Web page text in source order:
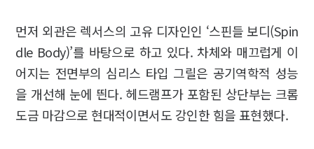
먼저 외관은 렉서스의 고유 디자인인 ‘스핀들 보디(Spin
dle Body)’를 바탕으로 하고 있다. 차체와 매끄럽게 이
어지는 전면부의 심리스 타입 그릴은 공기역학적 성능
을 개선해 눈에 띈다. 헤드램프가 포함된 상단부는 크롬
도금 마감으로 현대적이면서도 강인한 힘을 표현했다.